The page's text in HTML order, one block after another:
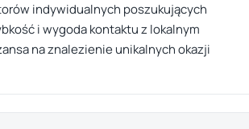
indywidualnych poszukujących
i wygoda kontaktu z lokalnym
na znalezienie unikalnych okazji